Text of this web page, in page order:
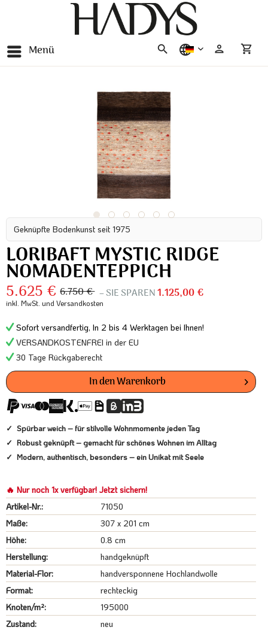
Menü deutsch
Geknüpfte Bodenkunst seit 1975
LORIBAFT MYSTIC RIDGE
NOMADENTEPPICH
5.625 € 6.750 € – SIE SPAREN1.125,00 €
inkl. MwSt. und Versandkosten
Sofort versandfertig, In 2 bis 4 Werktagen bei Ihnen!
VERSANDKOSTENFREI in der EU
30 Tage Rückgaberecht
In denWarenkorb
Spürbar weich – für stilvolle Wohnmomente jeden Tag
Robust geknüpft – gemacht für schönes Wohnen im Alltag
Modern, authentisch, besonders – ein Unikat mit Seele
🔥 Nur noch 1x verfügbar! Jetzt sichern!
Artikel-Nr.:
71050
Maße:
307 x 201 cm
Höhe:
0.8 cm
Herstellung:
handgeknüpft
Material-Flor:
handversponnene Hochlandwolle
Format:
rechteckig
Knoten/m²:
195000
Zustand:
neu